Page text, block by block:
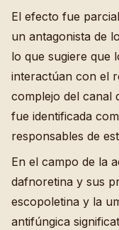
El efecto fue
un antagonista de
lo que sugiere que
interactúan con el
complejo del canal
fue identificada
responsables de
En el campo de la
dafnoretina y sus
escopoletina y la
antifúngica